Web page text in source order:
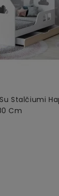
Stalčiumi
Cm